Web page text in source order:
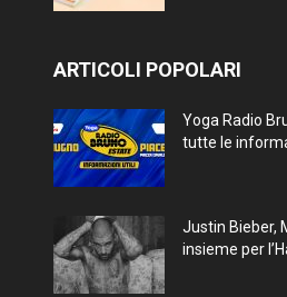
ARTICOLI POPOLARI
Yoga Radio
tutte le
Justin Bieber,
insieme per